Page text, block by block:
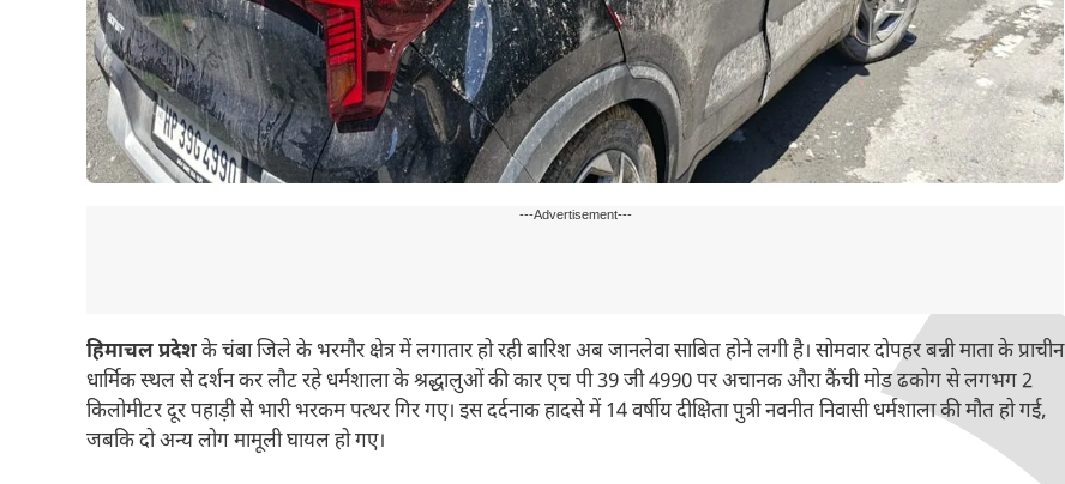
---Advertisement---
हिमाचल प्रदेशके चंबा जिले के भरमौर क्षेत्र में लगातार हो रही बारिश अब जानलेवा साबित होने लगी है। सोमवार दोपहर बन्नी माता के प्राचीन
धार्मिक स्थल से दर्शन कर लौट रहे धर्मशाला के श्रद्धालुओं की कार एच पी 39 जी 4990 पर अचानक औरा कैंची मोड ढकोग से लगभग 2
किलोमीटर दूर पहाड़ी से भारी भरकम पत्थर गिर गए। इस दर्दनाक हादसे में 14 वर्षीय दीक्षिता पुत्री नवनीत निवासी धर्मशाला की मौत हो गई,
जबकि दो अन्य लोग मामूली घायल हो गए।